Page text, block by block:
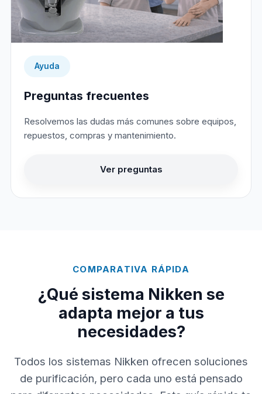
Ayuda
Preguntas frecuentes
Resolvemos las dudas más comunes sobre equipos,
repuestos, compras y mantenimiento.
Ver preguntas
COMPARATIVA RÁPIDA
¿Qué sistema Nikken se
adapta mejor a tus
necesidades?
Todos los sistemas Nikken ofrecen soluciones
de purificación, pero cada uno está pensado